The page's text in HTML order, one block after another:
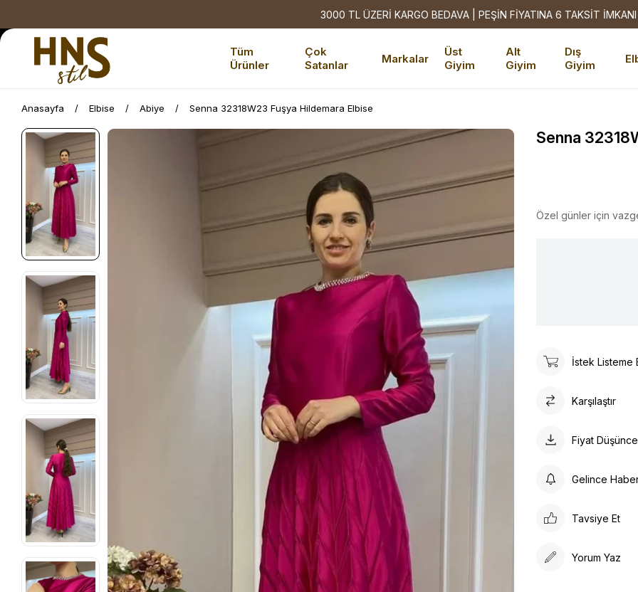
3000 TL ÜZERİ KARGO BEDAVA | PEŞİN FİYATINA 6 TAKSİT İMKANI
Tüm
Ürünler
Çok
Satanlar
Markalar
Üst
Giyim
Alt
Giyim
Dış
Giyim
Anasayfa Elbise Abiye Senna 32318W23 Fuşya Hildemara Elbise
Senna
Özel günler için
İstek Listeme
Karşılaştır
Fiyat
Gelince
Tavsiye Et
Yorum Yaz